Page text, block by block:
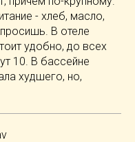
- хлеб, мaсло,
В отеле
удобно, до всех
10. В бaссейне
худшего, но,